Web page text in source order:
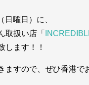
日曜日）に、
取扱い店「
します！！
ますので、ぜひ香港で